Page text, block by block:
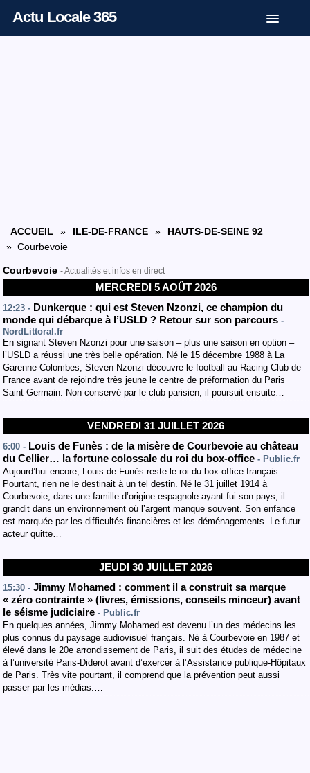
Actu Locale 365
ACCUEIL » ILE-DE-FRANCE »
HAUTS-DE-SEINE 92
» Courbevoie
Courbevoie - Actualités et infos en direct
MERCREDI 5 AOÛT 2026
12:23 - Dunkerque : qui est Steven Nzonzi, ce champion du
monde qui débarque à l’USLD ? Retour sur son parcours -
NordLittoral.fr
En signant Steven Nzonzi pour une saison – plus une saison en option –
l’USLD a réussi une très belle opération. Né le 15 décembre 1988 à La
Garenne-Colombes, Steven Nzonzi découvre le football au Racing Club de
France avant de rejoindre très jeune le centre de préformation du Paris
Saint-Germain. Non conservé par le club parisien, il poursuit ensuite…
VENDREDI 31 JUILLET 2026
6:00 - Louis de Funès : de la misère de Courbevoie au château
du Cellier… la fortune colossale du roi du box-office - Public.fr
Aujourd’hui encore, Louis de Funès reste le roi du box-office français.
Pourtant, rien ne le destinait à un tel destin. Né le 31 juillet 1914 à
Courbevoie, dans une famille d’origine espagnole ayant fui son pays, il
grandit dans un environnement où l’argent manque souvent. Son enfance
est marquée par les difficultés financières et les déménagements. Le futur
acteur quitte…
JEUDI 30 JUILLET 2026
15:30 - Jimmy Mohamed : comment il a construit sa marque
« zéro contrainte » (livres, émissions, conseils minceur) avant
le séisme judiciaire - Public.fr
En quelques années, Jimmy Mohamed est devenu l’un des médecins les
plus connus du paysage audiovisuel français. Né à Courbevoie en 1987 et
élevé dans le 20e arrondissement de Paris, il suit des études de médecine
à l’université Paris-Diderot avant d’exercer à l’Assistance publique-Hôpitaux
de Paris. Très vite pourtant, il comprend que la prévention peut aussi
passer par les médias.…